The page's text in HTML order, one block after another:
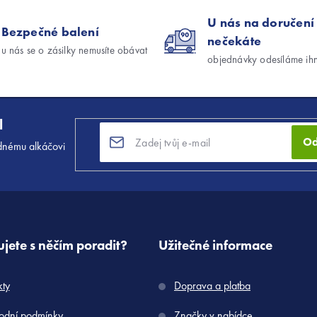
d
a
í
p
r
v
k
y
ý
p
s
Bezpečné balení
u nás se o zásilky nemusíte obávat
U nás na doručení
nečekáte
objednávky odesíláme
alkáčovi
s něčím poradit? Užitečné informace
Doprava a platba